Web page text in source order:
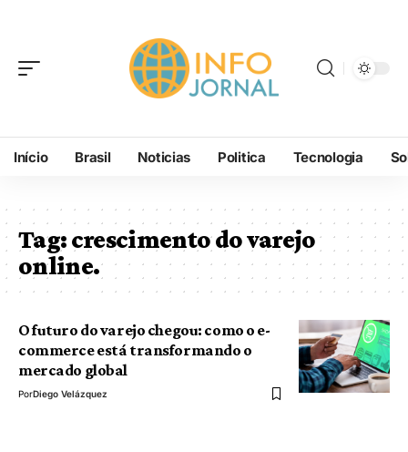
Início Brasil Noticias Politica Tecnologia
Tag:crescimento do varejo
online.
O futuro do varejo chegou: como o e-
commerce está transformando o
mercado global
PorDiego Velázquez